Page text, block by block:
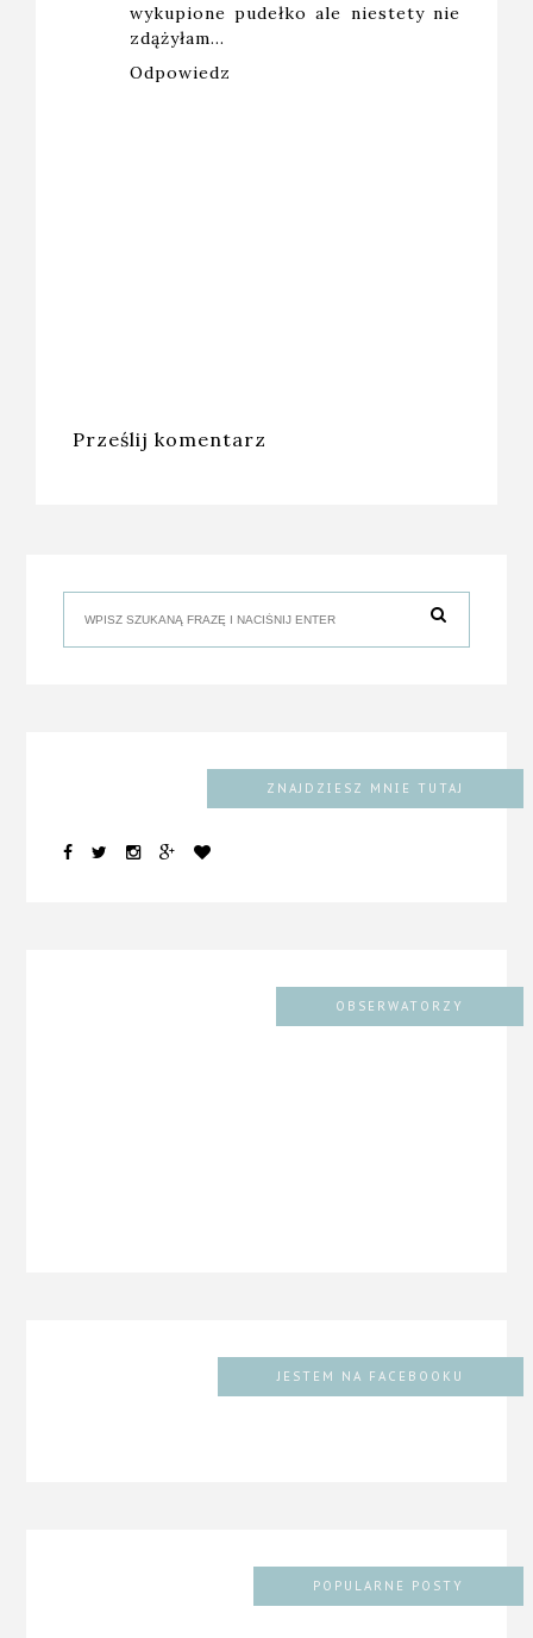
wykupione pudełko ale niestety nie
zdążyłam...
Odpowiedz
Prześlij komentarz
ZNAJDZIESZ MNIE TUTAJ
OBSERWATORZY
JESTEM NA FACEBOOKU
POPULARNE POSTY